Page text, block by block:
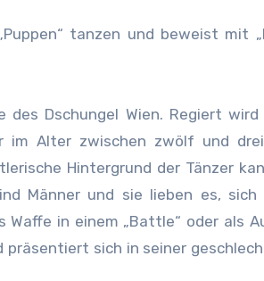
tanzen und beweist mit
Dschungel Wien. Regiert
im Alter zwischen zwölf und
Hintergrund der Tänzer
Männer und sie lieben es, sich
in einem „Battle“ oder als
sich in seiner